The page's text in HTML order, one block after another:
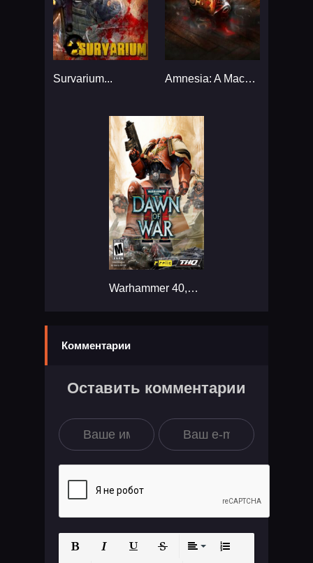
Survarium... Amnesia: A Machine for Pigs...
Warhammer 40,000: Dawn of War II - Gold Edition...
Комментарии
Оставить комментарии